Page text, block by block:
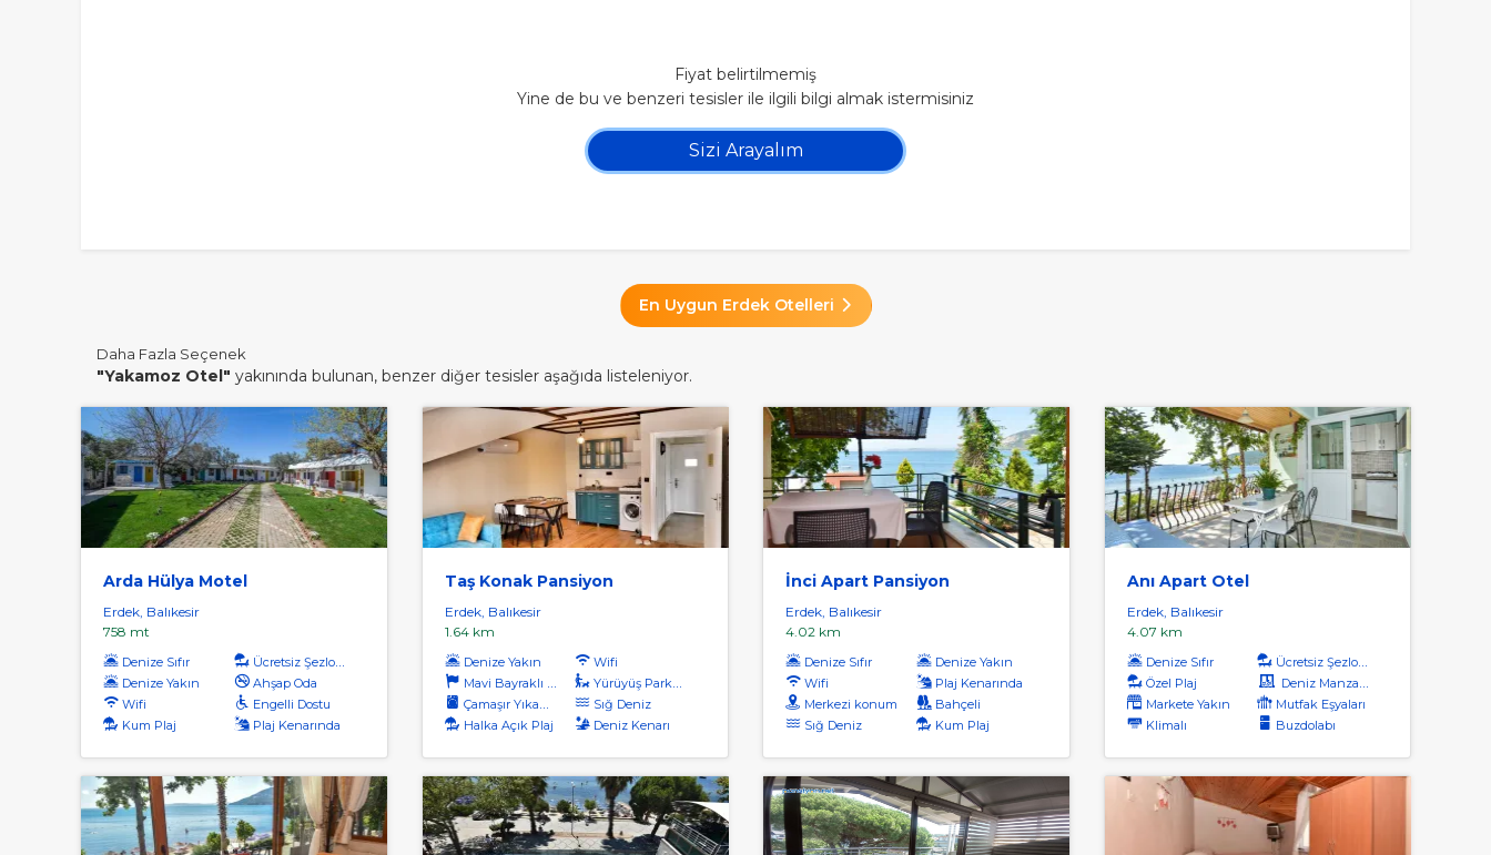
Fiyat belirtilmemiş
Yine de bu ve benzeri tesisler ile ilgili bilgi almak istermisiniz
Sizi Arayalım
En Uygun Erdek Otelleri
Daha Fazla Seçenek
"Yakamoz Otel" yakınında bulunan, benzer diğer tesisler aşağıda listeleniyor.
Arda Hülya Motel
Erdek, Balıkesir
758 mt
Denize Sıfır
Ücretsiz Şezlong
Denize Yakın
Ahşap Oda
Wifi
Engelli Dostu
Kum Plaj
Plaj Kenarında
Taş Konak Pansiyon
Erdek, Balıkesir
1.64 km
Denize Yakın
Wifi
Mavi Bayraklı Plaj
Yürüyüş Parkuru
Çamaşır Yıkama
Sığ Deniz
Halka Açık Plaj
Deniz Kenarı
İnci Apart Pansiyon
Erdek, Balıkesir
4.02 km
Denize Sıfır
Denize Yakın
Wifi
Plaj Kenarında
Merkezi konum
Bahçeli
Sığ Deniz
Kum Plaj
Anı Apart Otel
Erdek, Balıkesir
4.07 km
Denize Sıfır
Ücretsiz Şezlong
Özel Plaj
Deniz Manzaralı
Markete Yakın
Mutfak Eşyaları
Klimalı
Buzdolabı